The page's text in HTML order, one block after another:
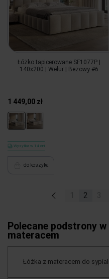
Łóżko tapicerowane SF1077P |
140x200 | Welur | Beżowy #6
1 449,00 zł
Wysyłka w 14 dni
do koszyka
« 2
Polecane podstrony
materacem
Łóżka z materacem do